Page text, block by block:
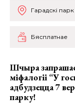
Гарадскі
Бясплатнае
Шчыра
міфалогіі “У
адбудзецца 7
парку!